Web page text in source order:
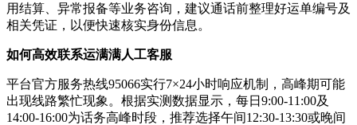
用结算、异常报备等业务咨询，建议通话前整理好运单编号及
相关凭证，以便快速核实身份信息。
如何高效联系运满满人工客服
平台官方服务热线95066实行7×24小时响应机制，高峰期可能
出现线路繁忙现象。根据实测数据显示，每日9:00-11:00及
14:00-16:00为话务高峰时段，推荐选择午间12:30-13:30或晚间